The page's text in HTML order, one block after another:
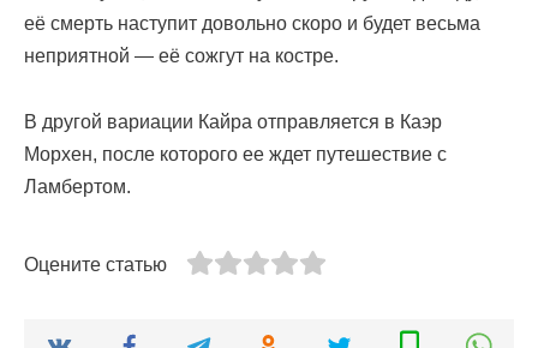
её смерть наступит довольно скоро и будет весьма
неприятной — её сожгут на костре.
В другой вариации Кайра отправляется в Каэр
Морхен, после которого ее ждет путешествие с
Ламбертом.
Оцените статью